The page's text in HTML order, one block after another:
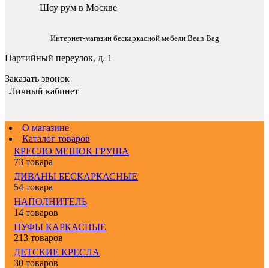
Шоу рум в Москве
Интернет-магазин бескаркасной мебели Bean Bag
Партийный переулок, д. 1
Заказать звонок
Личный кабинет
О магазине
Каталог товаров
КРЕСЛО МЕШОК ГРУША
73 товара
ДИВАНЫ БЕСКАРКАСНЫЕ
54 товара
НАПОЛНИТЕЛЬ
14 товаров
ПУФЫ КАРКАСНЫЕ
213 товаров
ДЕТСКИЕ КРЕСЛА
30 товаров